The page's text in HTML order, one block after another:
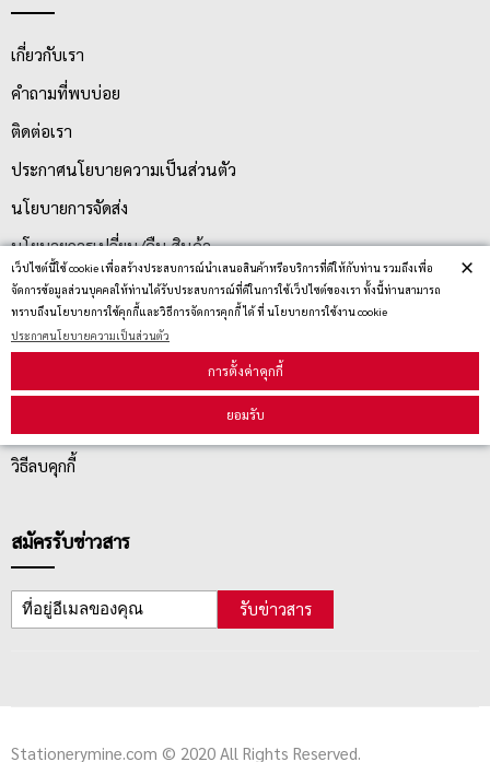
เว็ปไซต์นี้ใช้ cookie เพื่อสร้างประสบการณ์นำเสนอสินค้าหรือบริการที่ดีให้กับท่าน รวมถึงเพื่อ
จัดการข้อมูลส่วนบุคคลให้ท่านได้รับประสบการณ์ที่ดีในการใช้เว็ปไซต์ของเรา ทั้งนี้ท่านสามารถ
ทราบถึงนโยบายการใช้คุกกี้และวิธีการจัดการคุกกี้ ได้ ที่ นโยบายการใช้งาน cookie
ประกาศนโยบายความเป็นส่วนตัว
การตั้งค่าคุกกี้
ยอมรับ
×
เกี่ยวกับเรา
คำถามที่พบบ่อย
ติดต่อเรา
ประกาศนโยบายความเป็นส่วนตัว
นโยบายการจัดส่ง
นโยบายการเปลี่ยน/คืน สินค้า
บริการลูกค้า
ตรวจสอบสถานะสินค้า
วิธีลบคุกกี้
สมัครรับข่าวสาร
รับข่าวสาร
Stationerymine.com © 2020 All Rights Reserved.